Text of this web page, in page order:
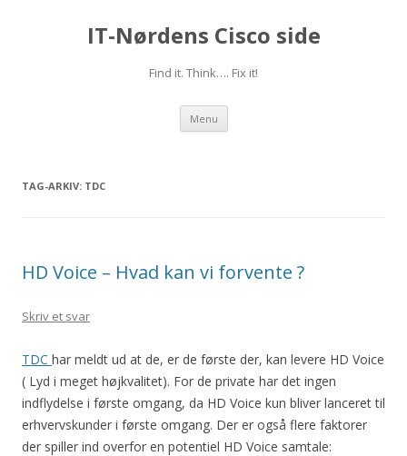
IT-Nørdens Cisco side
Find it. Think…. Fix it!
Menu Videre
indhold
TAG-ARKIV: TDC
HD Voice – Hvad kan vi forvente ?
Skriv et svar
TDC har meldt ud at de, er de første der, kan levere HD Voice
( Lyd i meget højkvalitet). For de private har det ingen
indflydelse i første omgang, da HD Voice kun bliver lanceret til
erhvervskunder i første omgang. Der er også flere faktorer
der spiller ind overfor en potentiel HD Voice samtale: